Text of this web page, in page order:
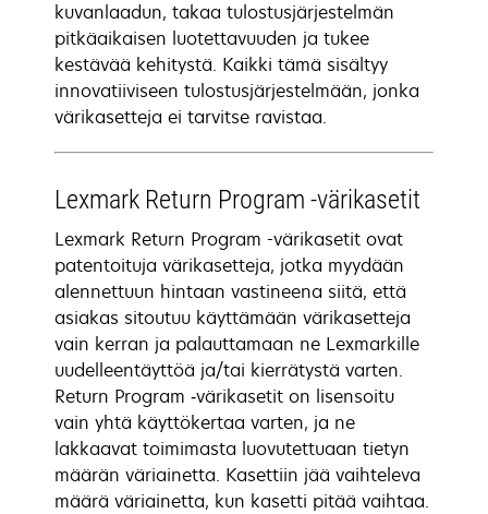
kuvanlaadun, takaa tulostusjärjestelmän
pitkäaikaisen luotettavuuden ja tukee
kestävää kehitystä. Kaikki tämä sisältyy
innovatiiviseen tulostusjärjestelmään, jonka
värikasetteja ei tarvitse ravistaa.
Lexmark Return Program -värikasetit
Lexmark Return Program -värikasetit ovat
patentoituja värikasetteja, jotka myydään
alennettuun hintaan vastineena siitä, että
asiakas sitoutuu käyttämään värikasetteja
vain kerran ja palauttamaan ne Lexmarkille
uudelleentäyttöä ja/tai kierrätystä varten.
Return Program ‑värikasetit on lisensoitu
vain yhtä käyttökertaa varten, ja ne
lakkaavat toimimasta luovutettuaan tietyn
määrän väriainetta. Kasettiin jää vaihteleva
määrä väriainetta, kun kasetti pitää vaihtaa.